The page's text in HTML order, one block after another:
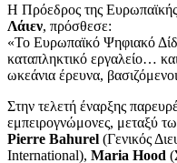
Η Πρόεδρος της
Λάιεν, πρόσθεσε:
«Το Ευρωπαϊκό Ψηφιακό
καταπληκτικό εργαλείο…
ωκεάνια έρευνα,
Στην τελετή έναρξης
εμπειρογνώμονες, μεταξύ
Pierre Bahurel (Γενικός
International), Maria Hood